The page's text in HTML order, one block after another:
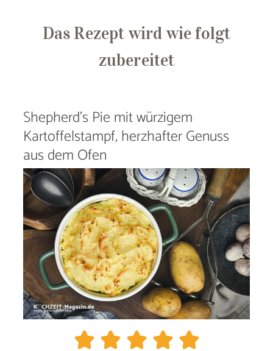
Das Rezept wird wie folgt
zubereitet
Shepherd’s Pie mit würzigem
Kartoffelstampf, herzhafter Genuss
aus dem Ofen